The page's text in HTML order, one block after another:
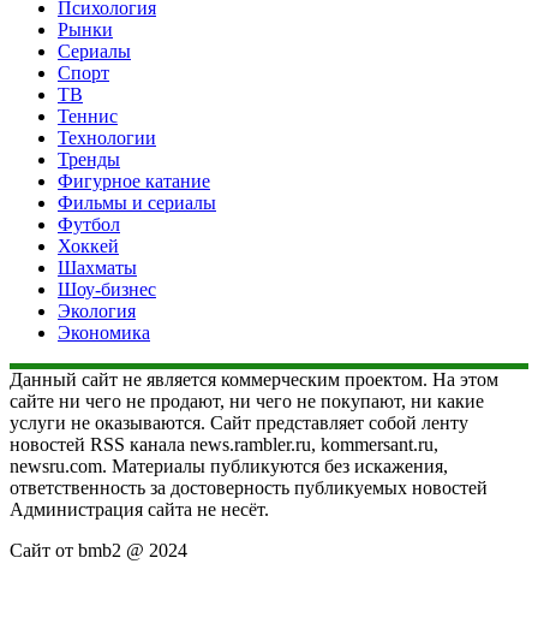
Психология
Рынки
Сериалы
Спорт
ТВ
Теннис
Технологии
Тренды
Фигурное катание
Фильмы и сериалы
Футбол
Хоккей
Шахматы
Шоу-бизнес
Экология
Экономика
Данный сайт не является коммерческим проектом. На этом
сайте ни чего не продают, ни чего не покупают, ни какие
услуги не оказываются. Сайт представляет собой ленту
новостей RSS канала news.rambler.ru, kommersant.ru,
newsru.com. Материалы публикуются без искажения,
ответственность за достоверность публикуемых новостей
Администрация сайта не несёт.
Сайт от bmb2 @ 2024